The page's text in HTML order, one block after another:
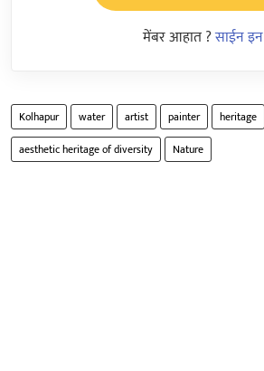
मेंबर आहात ?साईन इन
Kolhapur water artist painter heritage
aesthetic heritage of diversity
Nature